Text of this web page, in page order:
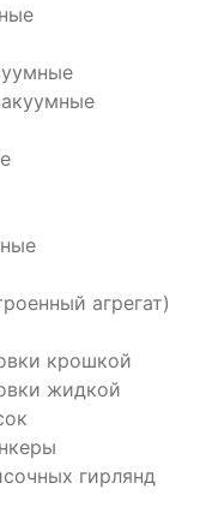
агрегат)
крошкой
жидкой
гирлянд